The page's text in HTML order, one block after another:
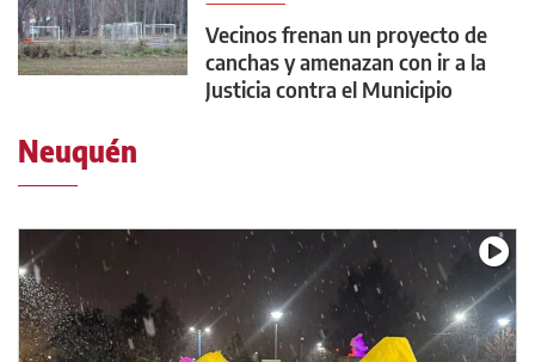
Vecinos frenan un proyecto de
canchas y amenazan con ir a la
Justicia contra el Municipio
Neuquén